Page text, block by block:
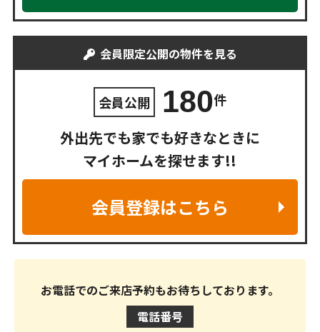
会員限定公開の物件を見る
会員公開 180件
外出先でも家でも好きなときに
マイホームを探せます!!
会員登録はこちら
お電話でのご来店予約もお待ちしております。
電話番号